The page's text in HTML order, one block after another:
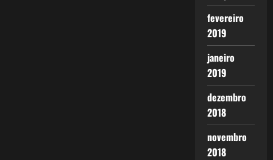
fevereiro
2019
janeiro
2019
dezembro
2018
novembro
2018